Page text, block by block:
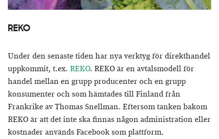
REKO
Under den senaste tiden har nya verktyg för direkthandel
uppkommit, t.ex. REKO. REKO är en avtalsmodell för
handel mellan en grupp producenter och en grupp
konsumenter och som hämtades till Finland från
Frankrike av Thomas Snellman. Eftersom tanken bakom
REKO är att det inte ska finnas någon administration eller
kostnader används Facebook som plattform.